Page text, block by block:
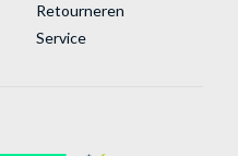
Retourneren
Service